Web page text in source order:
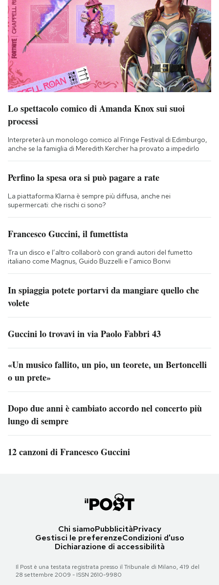
Lo spettacolo comico di Amanda Knox sui suoi
processi
Interpreterà un monologo comico al Fringe Festival di Edimburgo,
anche se la famiglia di Meredith Kercher ha provato a impedirlo
Perfino la spesa ora si può pagare a rate
La piattaforma Klarna è sempre più diffusa, anche nei
supermercati: che rischi ci sono?
Francesco Guccini, il fumettista
Tra un disco e l’altro collaborò con grandi autori del fumetto
italiano come Magnus, Guido Buzzelli e l’amico Bonvi
In spiaggia potete portarvi da mangiare quello che
volete
Guccini lo trovavi in via Paolo Fabbri 43
«Un musico fallito, un pio, un teorete, un Bertoncelli
o un prete»
Dopo due anni è cambiato accordo nel concerto più
lungo di sempre
12 canzoni di Francesco Guccini
Chi siamoPubblicitàPrivacy
Gestisci le preferenzeCondizioni d'uso
Dichiarazione di accessibilità
Il Post è una testata registrata presso il Tribunale di Milano, 419 del
28 settembre 2009 - ISSN 2610-9980